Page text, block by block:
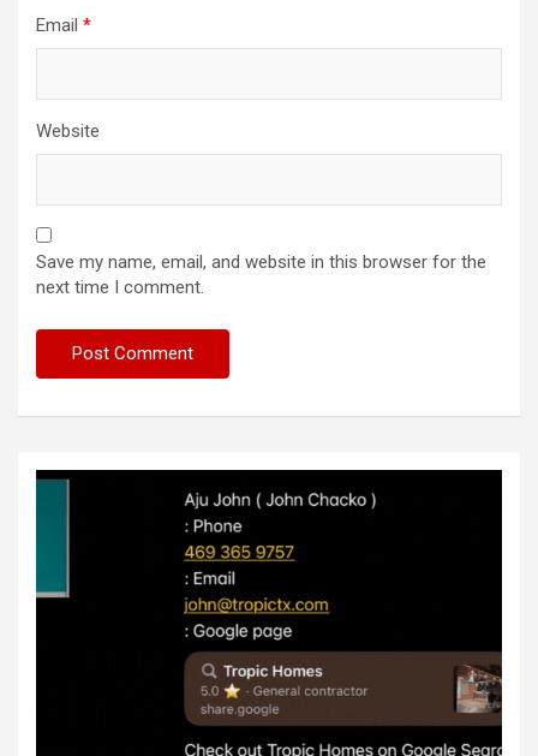
Email *
Website
Save my name, email, and website in this browser for the
next time I comment.